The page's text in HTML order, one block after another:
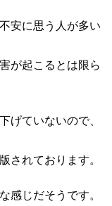
安に思う人が多い
が起こるとは限ら
げていないので、
されております。
感じだそうです。